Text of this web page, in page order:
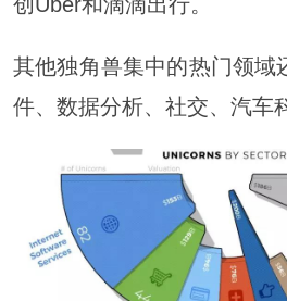
其他独角兽集中的热门领域
件、数据分析、社交、汽车